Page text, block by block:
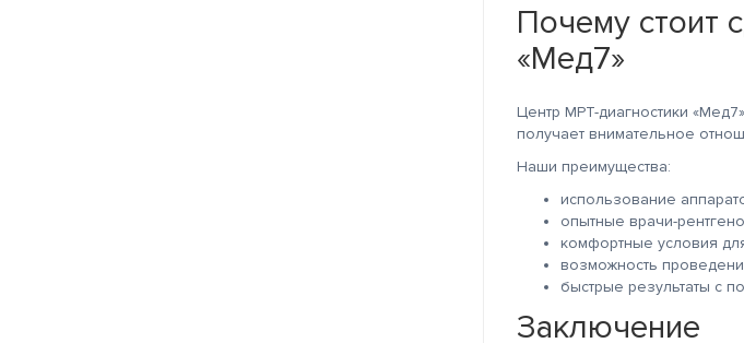
Почему стоит
«Мед7»
Центр МРТ-диагностики
получает внимательное
Наши преимущества:
использование
опытные врачи-
комфортные условия
возможность
быстрые результаты с
Заключение